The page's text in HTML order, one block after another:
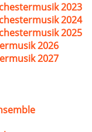
2023
2024
2025
2026
2027